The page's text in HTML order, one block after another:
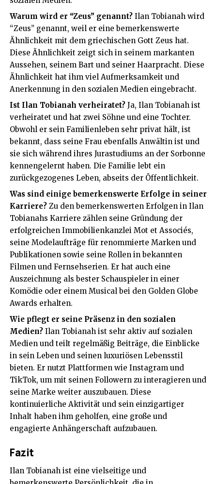
Warum wird er “Zeus” genannt? Ilan Tobianah wird
“Zeus” genannt, weil er eine bemerkenswerte
Ähnlichkeit mit dem griechischen Gott Zeus hat.
Diese Ähnlichkeit zeigt sich in seinem markanten
Aussehen, seinem Bart und seiner Haarpracht. Diese
Ähnlichkeit hat ihm viel Aufmerksamkeit und
Anerkennung in den sozialen Medien eingebracht​​.
Ist Ilan Tobianah verheiratet? Ja, Ilan Tobianah ist
verheiratet und hat zwei Söhne und eine Tochter.
Obwohl er sein Familienleben sehr privat hält, ist
bekannt, dass seine Frau ebenfalls Anwältin ist und
sie sich während ihres Jurastudiums an der Sorbonne
kennengelernt haben. Die Familie lebt ein
zurückgezogenes Leben, abseits der Öffentlichkeit​​.
Was sind einige bemerkenswerte Erfolge in seiner
Karriere? Zu den bemerkenswerten Erfolgen in Ilan
Tobianahs Karriere zählen seine Gründung der
erfolgreichen Immobilienkanzlei Mot et Associés,
seine Modelaufträge für renommierte Marken und
Publikationen sowie seine Rollen in bekannten
Filmen und Fernsehserien. Er hat auch eine
Auszeichnung als bester Schauspieler in einer
Komödie oder einem Musical bei den Golden Globe
Awards erhalten​​.
Wie pflegt er seine Präsenz in den sozialen
Medien? Ilan Tobianah ist sehr aktiv auf sozialen
Medien und teilt regelmäßig Beiträge, die Einblicke
in sein Leben und seinen luxuriösen Lebensstil
bieten. Er nutzt Plattformen wie Instagram und
TikTok, um mit seinen Followern zu interagieren und
seine Marke weiter auszubauen. Diese
kontinuierliche Aktivität und sein einzigartiger
Inhalt haben ihm geholfen, eine große und
engagierte Anhängerschaft aufzubauen​​.
Fazit
Ilan Tobianah ist eine vielseitige und